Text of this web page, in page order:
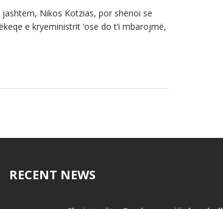
Nikos Kotzias, por shënoi se
e kryeministrit ‘ose do t’i mbarojmë,
RECENT NEWS